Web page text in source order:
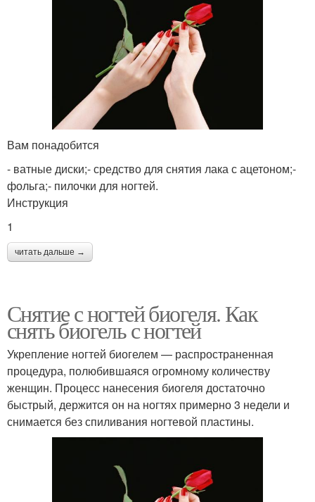
Вам понадобится
- ватные диски;- средство для снятия лака с ацетоном;-
фольга;- пилочки для ногтей.
Инструкция
1
читать дальше →
Снятие с ногтей биогеля. Как
снять биогель с ногтей
Укрепление ногтей биогелем — распространенная
процедура, полюбившаяся огромному количеству
женщин. Процесс нанесения биогеля достаточно
быстрый, держится он на ногтях примерно 3 недели и
снимается без спиливания ногтевой пластины.